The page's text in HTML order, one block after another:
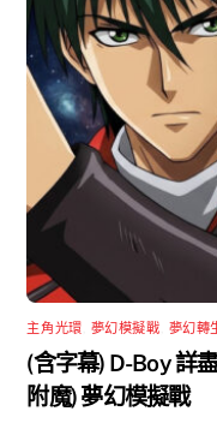
主角光環 夢幻模擬戰 夢幻轉
(含字幕) D-Boy 詳
附魔) 夢幻模擬戰